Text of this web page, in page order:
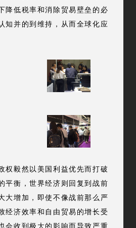
降低税率和消除贸易壁垒的必
知并的到维持，从而全球化应
权毅然以美国利益优先而打破
平衡，世界经济则回复到战前
大增加，即使不像战前那么严
经济效率和自由贸易的增长受
会收到极大的影响而导致严重